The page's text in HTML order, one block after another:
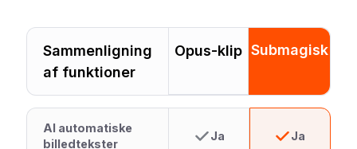
Sammenligning
af funktioner
Opus-klip Submagisk
AI automatiske
billedtekster
Ja Ja